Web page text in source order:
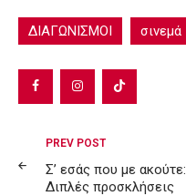
ΔΙΑΓΩΝΙΣΜΟΙ σινεμά
Post
navigation
PREV POST
Σ’ εσάς που με ακούτε:
Διπλές προσκλήσεις